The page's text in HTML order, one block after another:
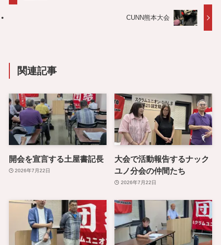
CUNN熊本大会
関連記事
開会を宣言する土屋書記長
2026年7月22日
大会で活動報告するナック
ユノ分会の仲間たち
2026年7月22日